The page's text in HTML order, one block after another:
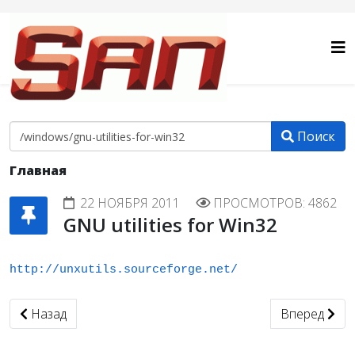
Поиск
Главная
22 НОЯБРЯ 2011
ПРОСМОТРОВ: 4862
GNU utilities for Win32
http://unxutils.sourceforge.net/
Предыдущий: монтирование виндовой шары в linux
Назад Следующий:
Вперед